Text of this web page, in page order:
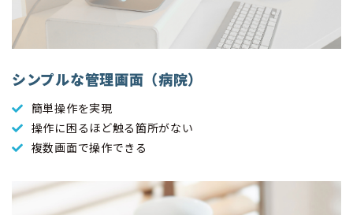
シンプルな管理画面（病院）
簡単操作を実現
操作に困るほど触る箇所がない
複数画面で操作できる